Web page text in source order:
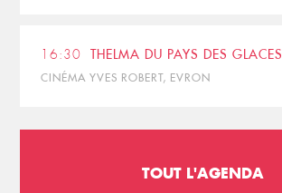
16:30 THELMA DU PAYS DES GLACES
CINÉMA YVES ROBERT, EVRON
TOUT L'AGENDA